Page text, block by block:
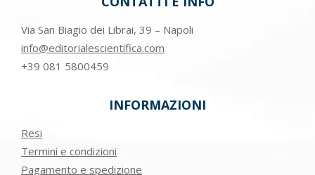
Via San Biagio dei Librai, 39 – Napoli
info@editorialescientifica.com
+39 081 5800459
INFORMAZIONI
Resi
Termini e condizioni
Pagamento e spedizione